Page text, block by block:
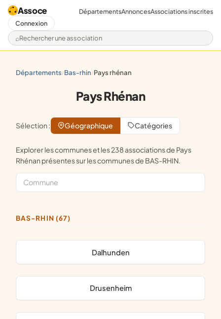
Assoce
Rechercher une association
DépartementsAnnoncesAssociations inscrites
Connexion
départements/ bas-rhin/ pays rhénan
Pays Rhénan
Sélection : Géographique Catégories
Explorer les communes et les 238 associations de Pays
Rhénan présentes sur les communes de BAS-RHIN.
BAS-RHIN (67)
Dalhunden
Drusenheim